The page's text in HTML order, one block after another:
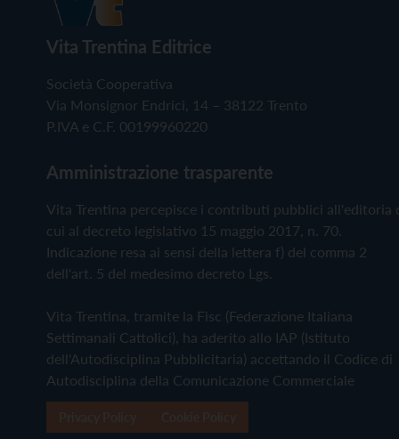
Vita Trentina Editrice
Società Cooperativa
Via Monsignor Endrici, 14 – 38122 Trento
P.IVA e C.F. 00199960220
Amministrazione trasparente
Vita Trentina percepisce i contributi pubblici all'editoria
cui al decreto legislativo 15 maggio 2017, n. 70.
Indicazione resa ai sensi della lettera f) del comma 2
dell'art. 5 del medesimo decreto Lgs.
Vita Trentina, tramite la Fisc (Federazione Italiana
Settimanali Cattolici), ha aderito allo IAP (Istituto
dell'Autodisciplina Pubblicitaria) accettando il Codice di
Autodisciplina della Comunicazione Commerciale